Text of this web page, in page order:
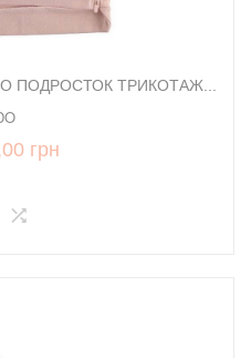
ПОДРОСТОК ТРИКОТАЖ...
грн